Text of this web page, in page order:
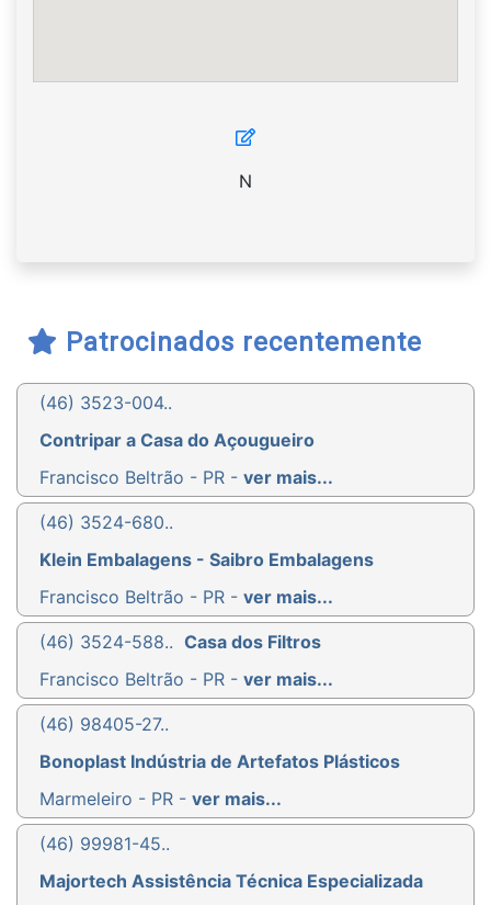
N
Patrocinados recentemente
(46) 3523-004..
Contripar a Casa do Açougueiro
Francisco Beltrão - PR - ver mais...
(46) 3524-680..
Klein Embalagens - Saibro Embalagens
Francisco Beltrão - PR - ver mais...
(46) 3524-588.. Casa dos Filtros
Francisco Beltrão - PR - ver mais...
(46) 98405-27..
Bonoplast Indústria de Artefatos Plásticos
Marmeleiro - PR - ver mais...
(46) 99981-45..
Majortech Assistência Técnica Especializada